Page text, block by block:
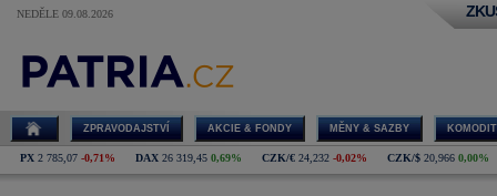
NEDĚLE 09.08.2026
ZPRAVODAJSTVÍ AKCIE & FONDY MĚNY & SAZBY
PX 2 785,07 -0,71% DAX 26 319,45 0,69% CZK/€ 24,232 -0,02% CZK/$ 20,966 0,00%